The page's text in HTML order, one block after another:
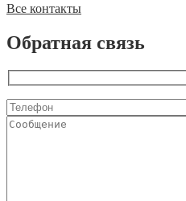
Все контакты
Обратная связь